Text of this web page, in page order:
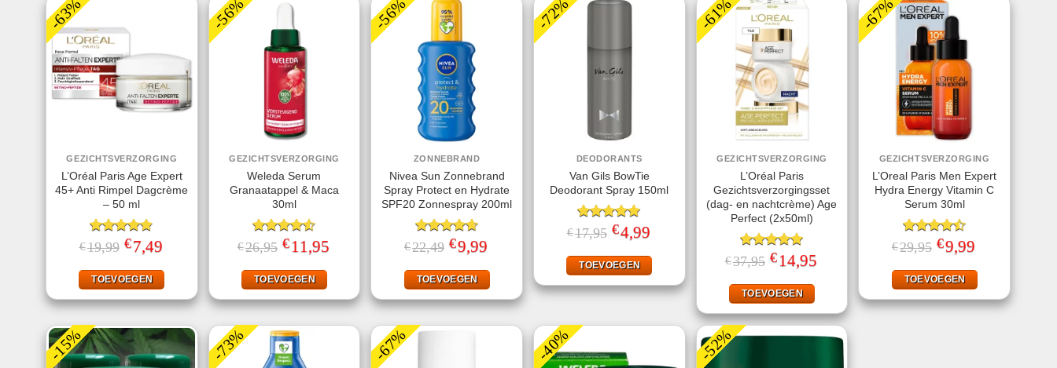
-63%
GEZICHTSVERZORGING
L’Oréal Paris Age Expert
45+ Anti Rimpel Dagcrème
– 50 ml
Gewaardeerd
4.80 uit 5
€19,99 Oorspronkelijke
prijs
€19,99.
€7,49
€7,49.
TOEVOEGEN
-56%
GEZICHTSVERZORGING
Weleda Serum
Granaatappel & Maca
30ml
Gewaardeerd
4.50uit 5
€26,95 Oorspronkelijke
prijs
€26,95.
€ 11,95
TOEVOEGEN
-56%
ZONNEBRAND
Nivea Sun Zonnebrand
Spray Protect en Hydrate
SPF20 Zonnespray 200ml
Gewaardeerd
4.67uit 5
€22,49 Oorspronkelijke
prijs
€22,49.
€9,99
€9,99.
TOEVOEGEN
-72%
DEODORANTS
Van Gils BowTie
Deodorant Spray 150ml
Gewaardeerd
5.00 uit 5
€17,95 Oorspronkelijke
prijs
€17,95.
€4,99
€4,99.
TOEVOEGEN
-61%
GEZICHTSVERZORGING
L’Oréal Paris
Gezichtsverzorgingsset
(dag- en nachtcrème) Age
Perfect (2x50ml)
Gewaardeerd
5.00uit 5
€37,95 Oorspronkelijke
prijs
€37,95.
€ 14,95
TOEVOEGEN
-67%
GEZICHTSVERZORGING
L’Oreal Paris Men Expert
Hydra Energy Vitamin C
Serum 30ml
Gewaardeerd
4.50 uit 5
€29,95 Oorspronkelijke
prijs
€29,95.
€9,99
€9,99.
TOEVOEGEN
-15% -73% -67% -40% -52%